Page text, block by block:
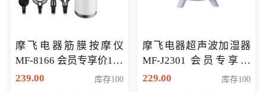
摩飞电器筋膜按摩仪
MF-8166 会员专享价168
元
239.00 库存100
摩飞电器超声波加湿器
MF-J2301 会员专享价
168元
229.00 库存100